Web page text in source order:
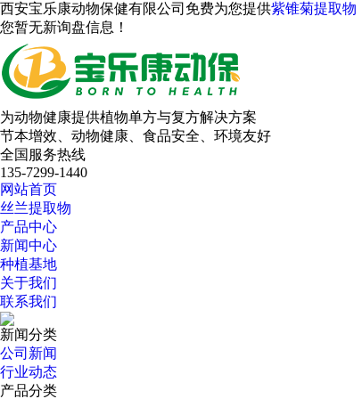
西安宝乐康动物保健有限公司免费为您提供紫锥菊提取物
您暂无新询盘信息！
为动物健康提供植物单方与复方解决方案
节本增效、动物健康、食品安全、环境友好
全国服务热线
135-7299-1440
网站首页
丝兰提取物
产品中心
新闻中心
种植基地
关于我们
联系我们
新闻分类
公司新闻
行业动态
产品分类